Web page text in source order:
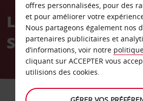
AvisLocation de
Salzungen
VOITURE
offres personnalisées, pour des
et pour améliorer votre
Nous partageons également nos
partenaires publicitaires et
d’informations, voir notre
cliquant sur ACCEPTER vous
utilisions des cookies.